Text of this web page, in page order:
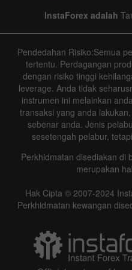
Data
Details about the event
History
Date Actual
Data
InstaForex adalah
Pendedahan Risiko:Semua
tertentu. Perdagangan
dengan risiko tinggi
leverage. Anda tidak
instrumen ini melainkan
transaksi yang anda
sebenar anda. Jenis
sesetengah pelabur,
Perkhidmatan disediakan di
merupakan
Hak Cipta © 2007-2024
Perkhidmatan kewangan